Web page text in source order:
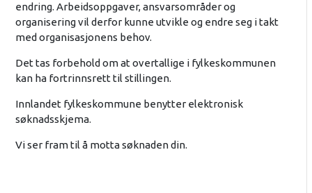
endring. Arbeidsoppgaver, ansvarsområder og
organisering vil derfor kunne utvikle og endre seg i takt
med organisasjonens behov.
Det tas forbehold om at overtallige i fylkeskommunen
kan ha fortrinnsrett til stillingen.
Innlandet fylkeskommune benytter elektronisk
søknadsskjema.
Vi ser fram til å motta søknaden din.